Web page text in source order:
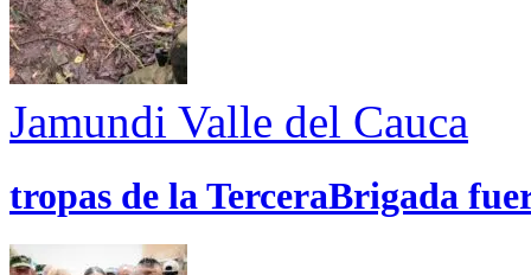
Jamundi Valle del Cauca
tropas de la TerceraBrigada